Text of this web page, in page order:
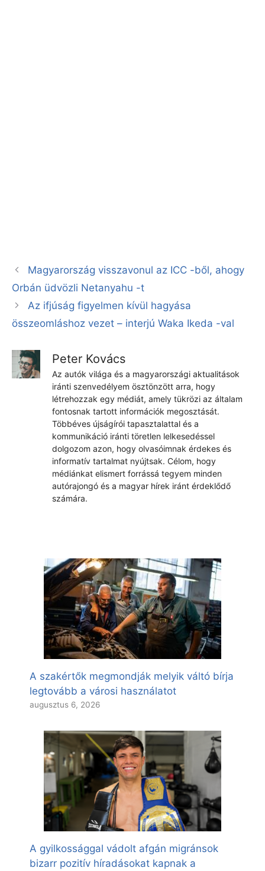
Magyarország visszavonul az ICC -ből, ahogy
Orbán üdvözli Netanyahu -t
Az ifjúság figyelmen kívül hagyása
összeomláshoz vezet – interjú Waka Ikeda -val
Peter Kovács
Az autók világa és a magyarországi aktualitások
iránti szenvedélyem ösztönzött arra, hogy
létrehozzak egy médiát, amely tükrözi az általam
fontosnak tartott információk megosztását.
Többéves újságírói tapasztalattal és a
kommunikáció iránti töretlen lelkesedéssel
dolgozom azon, hogy olvasóimnak érdekes és
informatív tartalmat nyújtsak. Célom, hogy
médiánkat elismert forrássá tegyem minden
autórajongó és a magyar hírek iránt érdeklődő
számára.
A szakértők megmondják melyik váltó bírja
legtovább a városi használatot
augusztus 6, 2026
A gyilkossággal vádolt afgán migránsok
bizarr pozitív híradásokat kapnak a